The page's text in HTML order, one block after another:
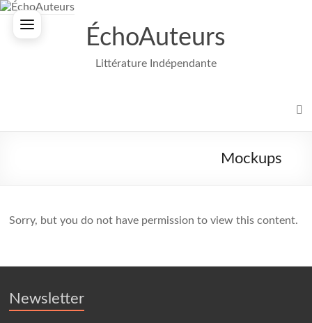
Aller
ÉchoAuteurs
Littérature Indépendante
Mockups
Sorry, but you do not have permission to view this content.
Newsletter